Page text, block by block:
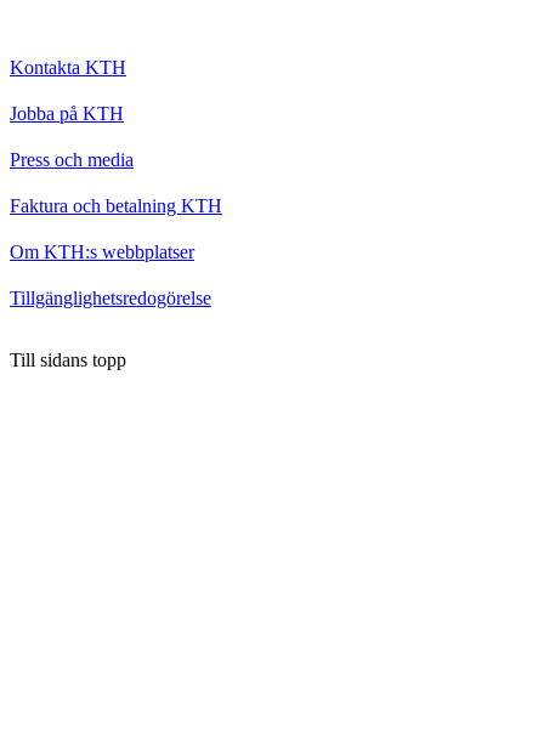
Kontakta KTH
Jobba på KTH
Press och media
Faktura och betalning KTH
Om KTH:s webbplatser
Tillgänglighetsredogörelse
Till sidans topp